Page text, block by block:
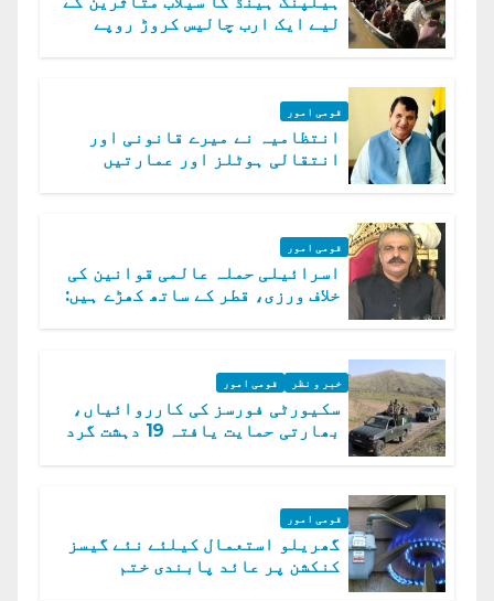
لیے ایک ارب چالیس کروڑ روپے
قومی امور
انتظامیہ نے میرے قانونی اور
انتقالی ہوٹلز اور عمارتیں
قومی امور
اسرائیلی حملہ عالمی قوانین کی
خلاف ورزی، قطر کے ساتھ کھڑے ہیں:
خبر و نظر قومی امور
سکیورٹی فورسز کی کارروائیاں،
بھارتی حمایت یافتہ 19 دہشت گرد
قومی امور
گھریلو استعمال کیلئے نئے گیسز
کنکشن پر عائد پابندی ختم